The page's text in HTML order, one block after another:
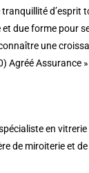
d’esprit
due forme pour
une
Agréé Assurance
en
de miroiterie et